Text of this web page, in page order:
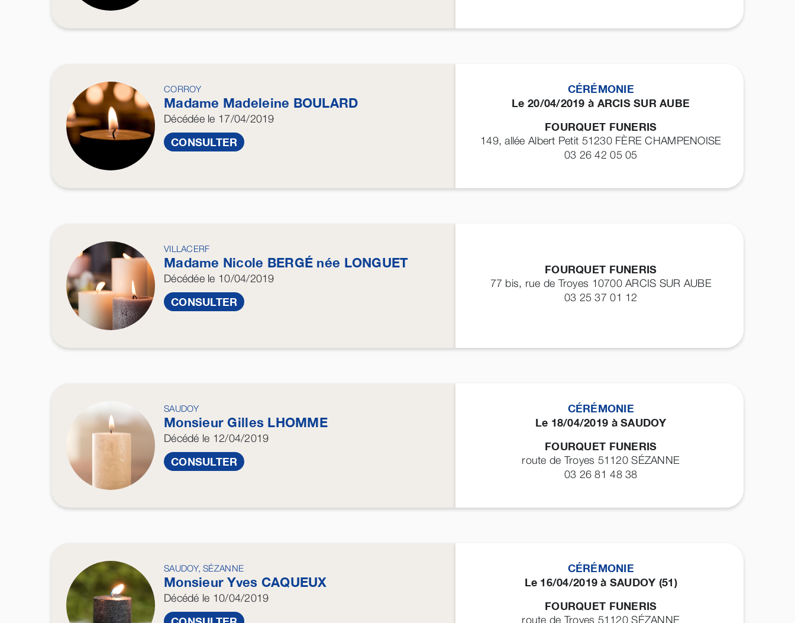
CORROY
Madame Madeleine BOULARD
Décédéele 17/04/2019
CONSULTER
CÉRÉMONIE
Le 20/04/2019 à ARCIS SUR AUBE
FOURQUET FUNERIS
149, allée Albert Petit 51230 FÈRE CHAMPENOISE
03 26 42 05 05
VILLACERF
Madame Nicole BERGÉ née LONGUET
Décédéele 10/04/2019
CONSULTER
FOURQUET FUNERIS
77 bis, rue de Troyes 10700ARCIS SUR AUBE
03 25 37 01 12
SAUDOY
Monsieur Gilles LHOMME
Décédé le 12/04/2019
CONSULTER
CÉRÉMONIE
Le 18/04/2019 à SAUDOY
FOURQUET FUNERIS
route de Troyes 51120SÉZANNE
03 26 81 48 38
SAUDOY, SÉZANNE
Monsieur Yves CAQUEUX
Décédé le 10/04/2019
CÉRÉMONIE
Le 16/04/2019 à SAUDOY (51)
FOURQUET FUNERIS
route de Troyes 51120SÉZANNE